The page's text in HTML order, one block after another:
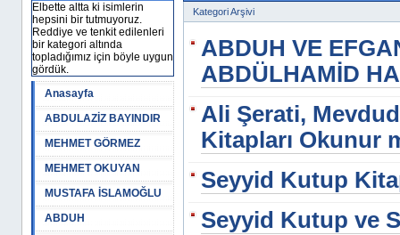
Elbette altta ki isimlerin
hepsini bir tutmuyoruz.
Reddiye ve tenkit edilenleri
bir kategori altında
topladığımız için böyle uygun
gördük.
Anasayfa
ABDULAZİZ BAYINDIR
MEHMET GÖRMEZ
MEHMET OKUYAN
MUSTAFA İSLAMOĞLU
ABDUH
Kategori Arşivi
ABDUH VE
ABDÜLHAMİD
Ali Şerati,
Kitapları Okunur
Seyyid Kutup
Seyyid Kutup ve